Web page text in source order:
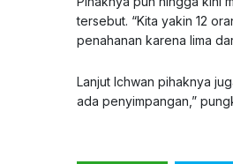
tersebut. “Kita yakin 12
penahanan karena lima
Lanjut Ichwan pihaknya
ada penyimpangan,”